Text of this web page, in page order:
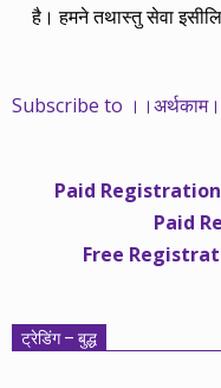
है। हमने तथास्तु सेवा
महंगाई की दर 10 प्रतिशत
साढ़े चार सालों से अर्थकाम
भलीभांति वाकिफ हैं। शुरू
में फंस गए। गलतियां कीं।
मजबूत आधार और गहन
Subscribe to
Paid
Paid
Free
ट्रेडिंग – बुद्ध